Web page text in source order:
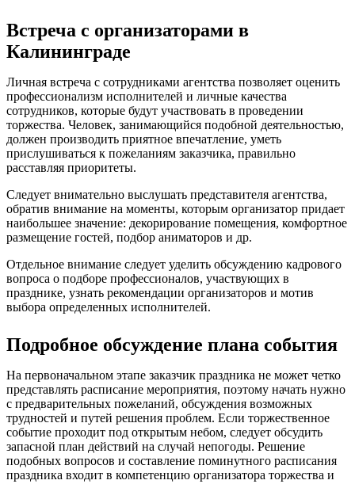
Встреча с организаторами в
Калининграде
Личная встреча с сотрудниками агентства позволяет оценить
профессионализм исполнителей и личные качества
сотрудников, которые будут участвовать в проведении
торжества. Человек, занимающийся подобной деятельностью,
должен производить приятное впечатление, уметь
прислушиваться к пожеланиям заказчика, правильно
расставляя приоритеты.
Следует внимательно выслушать представителя агентства,
обратив внимание на моменты, которым организатор придает
наибольшее значение: декорирование помещения, комфортное
размещение гостей, подбор аниматоров и др.
Отдельное внимание следует уделить обсуждению кадрового
вопроса о подборе профессионалов, участвующих в
празднике, узнать рекомендации организаторов и мотив
выбора определенных исполнителей.
Подробное обсуждение плана события
На первоначальном этапе заказчик праздника не может четко
представлять расписание мероприятия, поэтому начать нужно
с предварительных пожеланий, обсуждения возможных
трудностей и путей решения проблем. Если торжественное
событие проходит под открытым небом, следует обсудить
запасной план действий на случай непогоды. Решение
подобных вопросов и составление поминутного расписания
праздника входит в компетенцию организатора торжества и